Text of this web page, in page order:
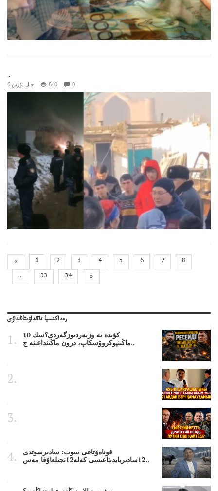
..
6 جىل بۇرىن 840 0
« 1 2 3 4 5 6 7
8
...
33 34 »
رەداكتسيا تاڭداۋىتاڭداۋى
10 كۇندە نە وزنەردىوزگەردى؟سك
ماڭىنپوكروۆسكاپ، درون ماڭىنداعىنە ج..
قوناەۆتاعى سوت: سادىرسوتدى
12سادىربايدىتاعىسى كەلە12نجىلعاۇقا مەس..